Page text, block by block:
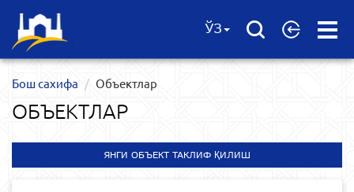
Open
ЎЗ
Бош сахифа Объектлар
ОБЪЕКТЛАР
ЯНГИ ОБЪЕКТ ТАКЛИФ ҚИЛИШ